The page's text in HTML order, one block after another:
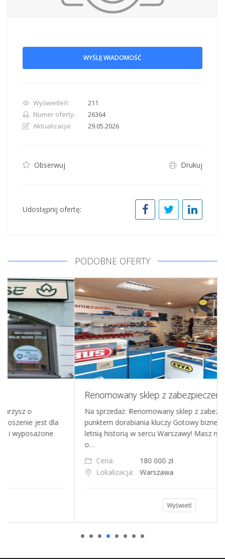
WYŚLIJ WIADOMOŚĆ
Wyświetleń:
211
Numer oferty:
26364
Aktualizacja:
29.05.2026
Obserwuj Drukuj
Udostępnij ofertę:
PODOBNE OFERTY
dla
Renomowany sklep z zabezpieczeniami i punktem dorabiania kluczy
Na sprzedaż: Renomowany sklep z zabezpieczeniami i
punktem dorabiania kluczy Gotowy biznes z ponad 40-
letnią historią w sercu Warszawy! Masz niepowtarzalną
180 000 zł
Lokalizacja:
Warszawa